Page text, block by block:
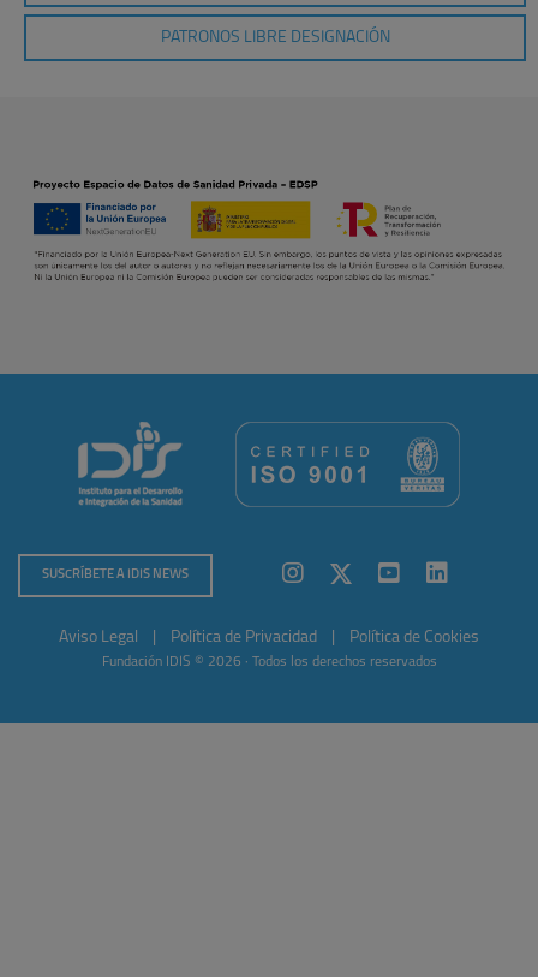
PATRONOS LIBRE DESIGNACIÓN
SUSCRÍBETE A IDIS NEWS
Aviso Legal Política de Privacidad Política de Cookies
Fundación IDIS © 2026 · Todos los derechos reservados